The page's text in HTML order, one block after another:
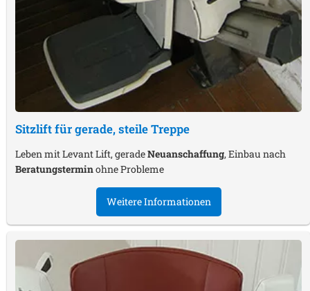
Sitzlift für gerade, steile Treppe
Leben mit Levant Lift, geradeNeuanschaffung, Einbau nach
Beratungsterminohne Probleme
Weitere Informationen